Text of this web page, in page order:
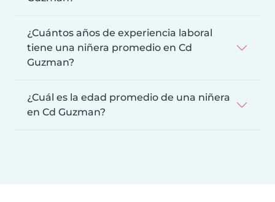
¿Cuántos años de experiencia laboral
tiene una niñera promedio en Cd
Guzman?
¿Cuál es la edad promedio de una niñera
en Cd Guzman?